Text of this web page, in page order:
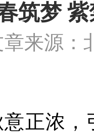
筑梦
章来源
意正浓，